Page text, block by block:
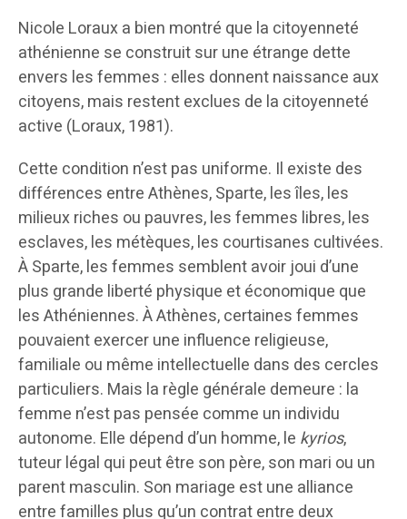
Nicole Loraux a bien montré que la citoyenneté
athénienne se construit sur une étrange dette
envers les femmes : elles donnent naissance aux
citoyens, mais restent exclues de la citoyenneté
active (Loraux, 1981).
Cette condition n’est pas uniforme. Il existe des
différences entre Athènes, Sparte, les îles, les
milieux riches ou pauvres, les femmes libres, les
esclaves, les métèques, les courtisanes cultivées.
À Sparte, les femmes semblent avoir joui d’une
plus grande liberté physique et économique que
les Athéniennes. À Athènes, certaines femmes
pouvaient exercer une influence religieuse,
familiale ou même intellectuelle dans des cercles
particuliers. Mais la règle générale demeure : la
femme n’est pas pensée comme un individu
autonome. Elle dépend d’un homme, le kyrios,
tuteur légal qui peut être son père, son mari ou un
parent masculin. Son mariage est une alliance
entre familles plus qu’un contrat entre deux